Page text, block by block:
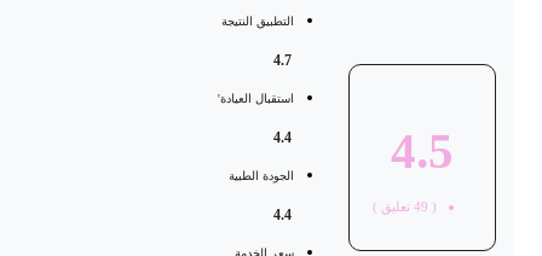
4.5
49 تعليق )
التطبيق النتيجة
استقبال العيادة'
الجودة الطبية
سعر الخدمة